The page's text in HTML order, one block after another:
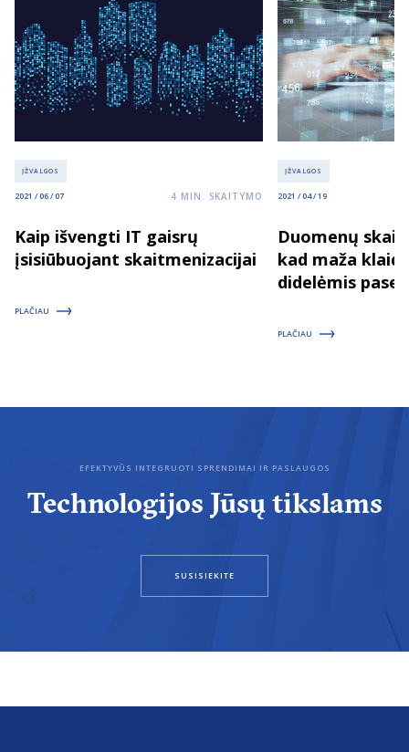
ĮŽVALGOS
2021 / 06 / 07 4 MIN. SKAITYMO
Kaip išvengti IT gaisrų
įsisiūbuojant skaitmenizacijai
PLAČIAU
ĮŽVALGOS
2021 / 04 / 19
Duomenų
kad maža
didelėmis
PLAČIAU
EFEKTYVŪS INTEGRUOTI SPRENDIMAI IR PASLAUGOS
Technologijos Jūsų tikslams
SUSISIEKITE